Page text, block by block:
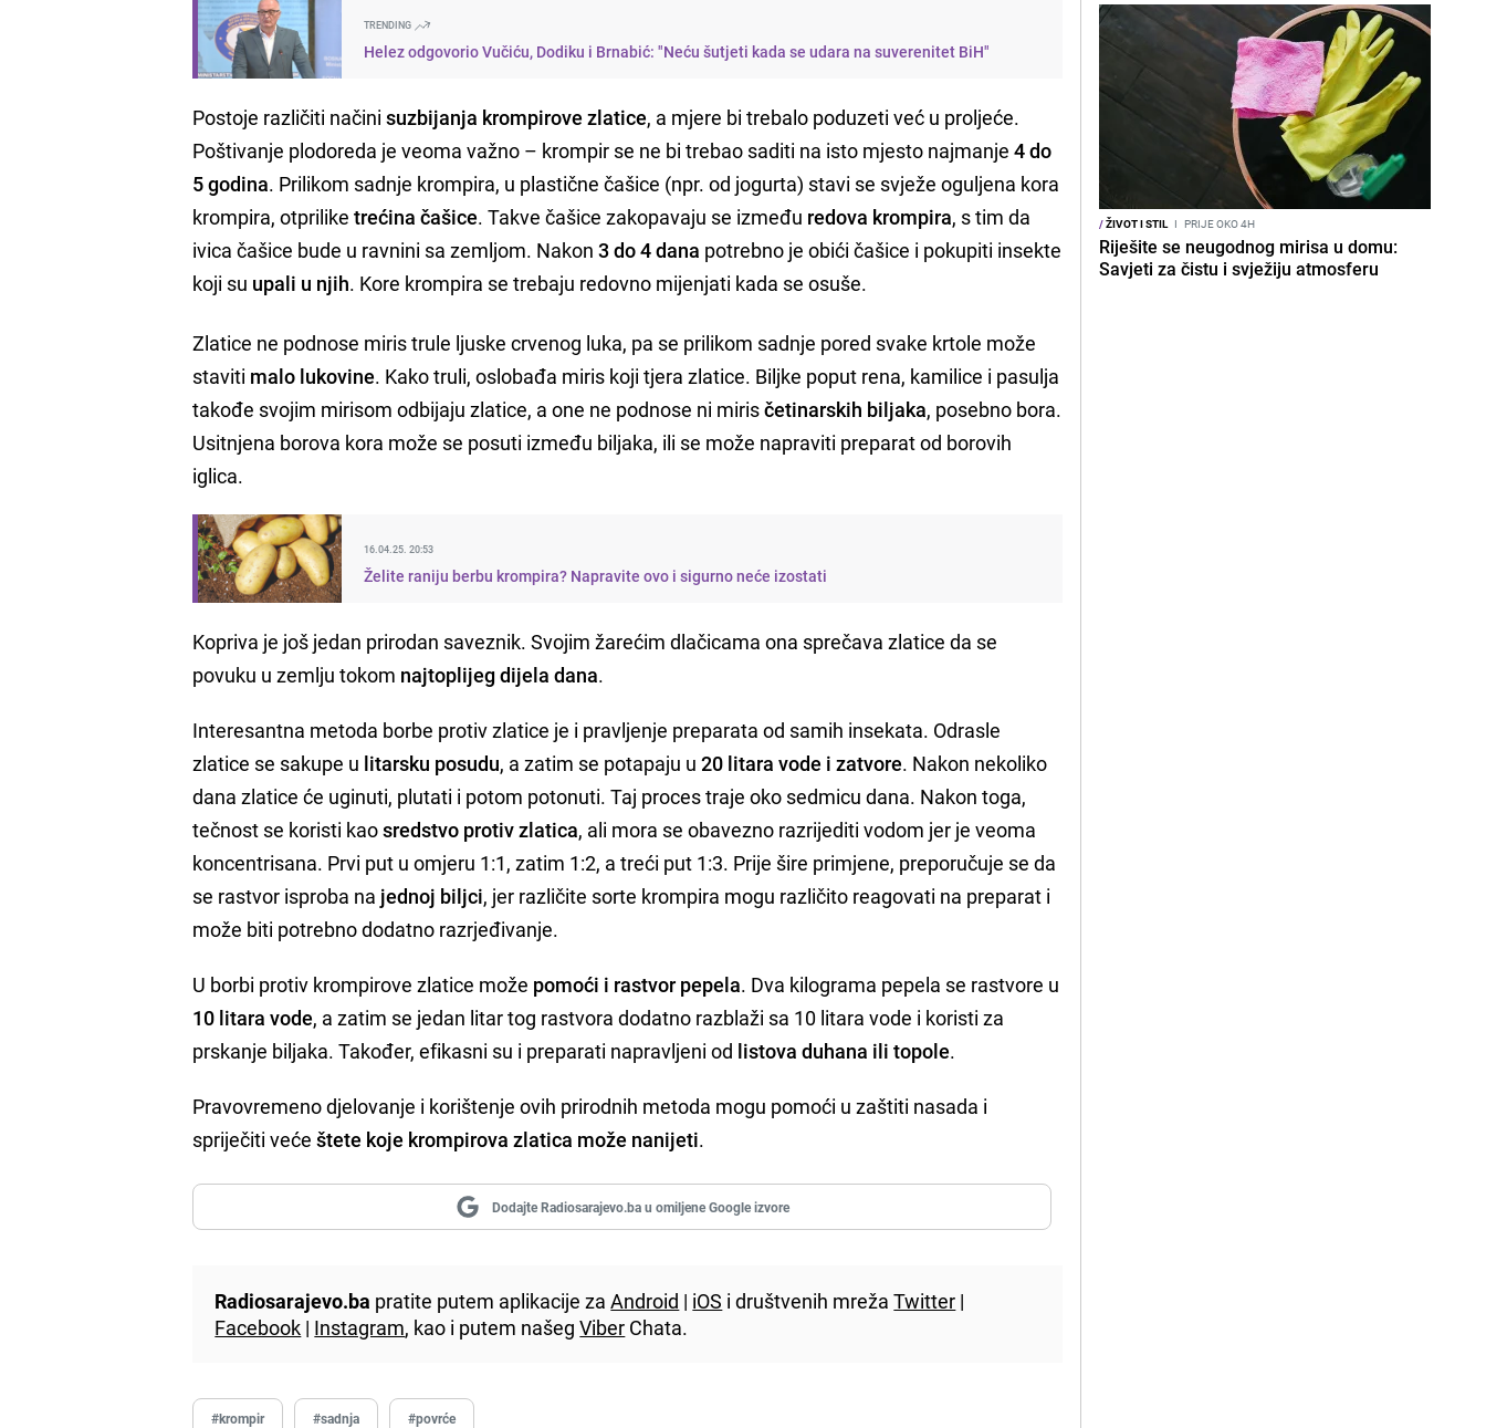
TRENDING
Helez odgovorio Vučiću, Dodiku i Brnabić: "Neću šutjeti kada se udara na suverenitet BiH"
Postoje različiti načinisuzbijanja krompirove zlatice, a mjere bi trebalo poduzeti već u proljeće.
Poštivanje plodoreda je veoma važno – krompir se ne bi trebao saditi na isto mjesto najmanje4 do
5 godina. Prilikom sadnje krompira, u plastične čašice (npr. od jogurta) stavi se svježe oguljena kora
krompira, otpriliketrećina čašice. Takve čašice zakopavaju se između redova krompira, s tim da
ivica čašice bude u ravnini sa zemljom. Nakon3 do 4 dana potrebno je obići čašice i pokupiti insekte
koji su upali u njih. Kore krompira se trebaju redovno mijenjati kada se osuše.
Zlatice ne podnose miris trule ljuske crvenog luka, pa se prilikom sadnje pored svake krtole može
staviti malo lukovine. Kako truli, oslobađa miris koji tjera zlatice. Biljke poput rena, kamilice i pasulja
takođe svojim mirisom odbijaju zlatice, a one ne podnose ni mirisčetinarskih biljaka, posebno bora.
Usitnjena borova kora može se posuti između biljaka, ili se može napraviti preparat od borovih
iglica.
16.04.25. 20:53
Želite raniju berbu krompira? Napravite ovo i sigurno neće izostati
Kopriva je još jedan prirodan saveznik. Svojim žarećim dlačicama ona sprečava zlatice da se
povuku u zemlju tokom najtoplijeg dijela dana.
Interesantna metoda borbe protiv zlatice je i pravljenje preparata od samih insekata. Odrasle
zlatice se sakupe u litarsku posudu, a zatim se potapaju u20 litara vode i zatvore. Nakon nekoliko
dana zlatice će uginuti, plutati i potom potonuti. Taj proces traje oko sedmicu dana. Nakon toga,
tečnost se koristi kaosredstvo protiv zlatica, ali mora se obavezno razrijediti vodom jer je veoma
koncentrisana. Prvi put u omjeru 1:1, zatim 1:2, a treći put 1:3. Prije šire primjene, preporučuje se da
se rastvor isproba na jednoj biljci, jer različite sorte krompira mogu različito reagovati na preparat i
može biti potrebno dodatno razrjeđivanje.
U borbi protiv krompirove zlatice može pomoći i rastvor pepela. Dva kilograma pepela se rastvore u
10 litara vode, a zatim se jedan litar tog rastvora dodatno razblaži sa 10 litara vode i koristi za
prskanje biljaka. Također, efikasni su i preparati napravljeni od listova duhana ili topole.
Pravovremeno djelovanje i korištenje ovih prirodnih metoda mogu pomoći u zaštiti nasada i
spriječiti većeštete koje krompirova zlatica može nanijeti.
Dodajte Radiosarajevo.ba u omiljene Google izvore
Radiosarajevo.ba pratite putem aplikacije zaAndroid | iOS i društvenih mrežaTwitter |
Facebook | Instagram, kao i putem našegViber Chata.
#krompir #sadnja #povrće
/ŽIVOT I STIL I PRIJE OKO 4H
Riješite se neugodnog mirisa u domu:
Savjeti za čistu i svježiju atmosferu